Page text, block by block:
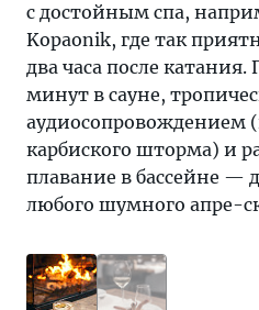
с достойным спа,
Kopaonik, где так
два часа после
минут в сауне,
аудиосопровождением
карбиского шторма) и
плавание в бассейне —
любого шумного апре-